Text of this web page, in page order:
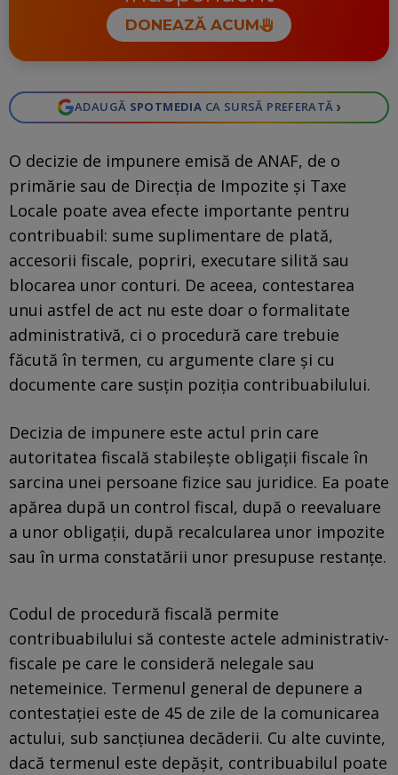
DONEAZĂ ACUM
ADAUGĂ SPOTMEDIA CA SURSĂ PREFERATĂ ›
O decizie de impunere emisă de ANAF, de o
primărie sau de Direcția de Impozite și Taxe
Locale poate avea efecte importante pentru
contribuabil: sume suplimentare de plată,
accesorii fiscale, popriri, executare silită sau
blocarea unor conturi. De aceea, contestarea
unui astfel de act nu este doar o formalitate
administrativă, ci o procedură care trebuie
făcută în termen, cu argumente clare și cu
documente care susțin poziția contribuabilului.
Decizia de impunere este actul prin care
autoritatea fiscală stabilește obligații fiscale în
sarcina unei persoane fizice sau juridice. Ea poate
apărea după un control fiscal, după o reevaluare
a unor obligații, după recalcularea unor impozite
sau în urma constatării unor presupuse restanțe.
Codul de procedură fiscală permite
contribuabilului să conteste actele administrativ-
fiscale pe care le consideră nelegale sau
netemeinice. Termenul general de depunere a
contestației este de 45 de zile de la comunicarea
actului, sub sancțiunea decăderii. Cu alte cuvinte,
dacă termenul este depășit, contribuabilul poate